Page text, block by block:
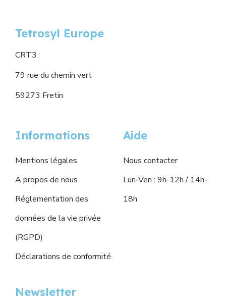
Tetrosyl Europe
CRT3
79 rue du chemin vert
59273 Fretin
Informations
Mentions légales
A propos de nous
Réglementation des
données de la vie privée
(RGPD)
Déclarations de conformité
Aide
Nous contacter
Lun-Ven : 9h-12h / 14h-
18h
Newsletter